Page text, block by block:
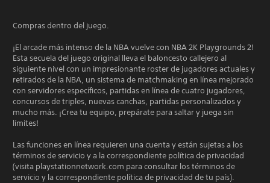
Compras dentro del juego.
¡El arcade más intenso de la NBA vuelve con NBA 2K Playgrounds 2!
Esta secuela del juego original lleva el baloncesto callejero al
siguiente nivel con un impresionante roster de jugadores actuales y
retirados de la NBA, un sistema de matchmaking en línea mejorado
con servidores específicos, partidas en línea de cuatro jugadores,
concursos de triples, nuevas canchas, partidas personalizados y
mucho más. ¡Crea tu equipo, prepárate para saltar y juega sin
límites!
Las funciones en línea requieren una cuenta y están sujetas a los
términos de servicio y a la correspondiente política de privacidad
(visita playstationnetwork.com para consultar los términos de
servicio y la correspondiente política de privacidad de tu país).